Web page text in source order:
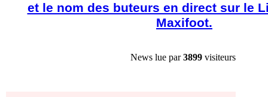
et le nom des buteurs en direct sur le
Maxifoot.
News lue par3899 visiteurs